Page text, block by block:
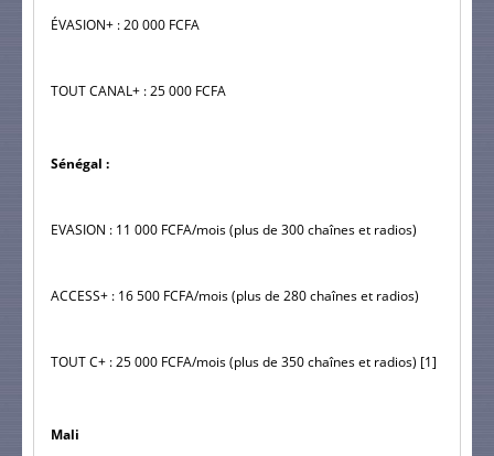
ÉVASION+ : 20 000 FCFA
TOUT CANAL+ : 25 000 FCFA
Sénégal :
EVASION : 11 000 FCFA/mois (plus de 300 chaînes et radios)
ACCESS+ : 16 500 FCFA/mois (plus de 280 chaînes et radios)
TOUT C+ : 25 000 FCFA/mois (plus de 350 chaînes et radios) [1]
Mali